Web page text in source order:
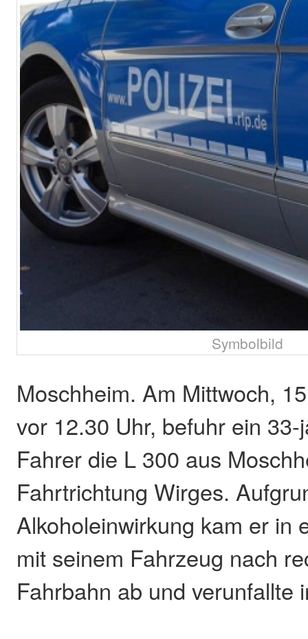
Symbolbild
Moschheim. Am Mittwoch,
vor 12.30 Uhr, befuhr ein
Fahrer die L 300 aus
Fahrtrichtung Wirges.
Alkoholeinwirkung kam er in
mit seinem Fahrzeug nach
Fahrbahn ab und verunfallte